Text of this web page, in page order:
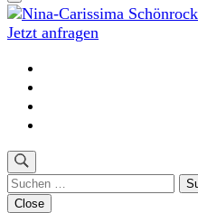
Nina-Carissima
Jetzt anfragen
Suchen
nach:
Close